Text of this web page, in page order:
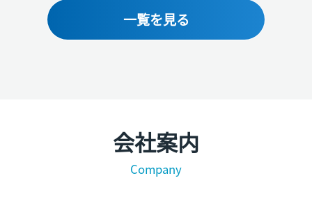
一覧を見る
会社案内
Company